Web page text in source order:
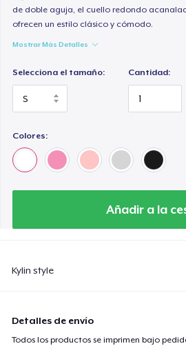
de doble aguja, el cuello redondo
ofrecen un estilo clásico y cómodo.
Mostrar Más Detalles
Selecciona el tamaño: Cantidad:
Colores:
Añadir a la
Kylin style
Detalles de envío
Todos los productos se imprimen bajo